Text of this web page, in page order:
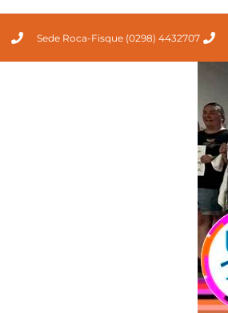
Sede Roca-Fisque (0298) 4432707